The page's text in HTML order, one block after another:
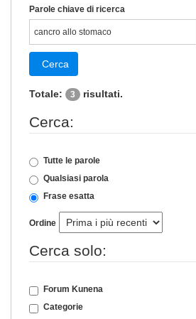
Parole chiave di ricerca
Cerca
Totale: 3 risultati.
Cerca:
Tutte le parole
Qualsiasi parola
Frase esatta
Ordine
Cerca solo:
Forum Kunena
Categorie